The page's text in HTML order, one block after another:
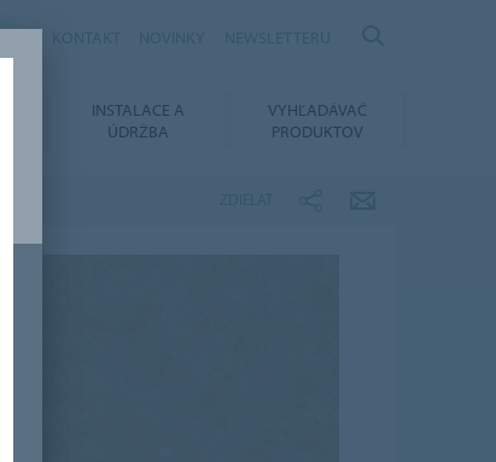
INSTALACE A
ÚDRŽBA
VYHĽADÁVAČ
PRODUKTOV